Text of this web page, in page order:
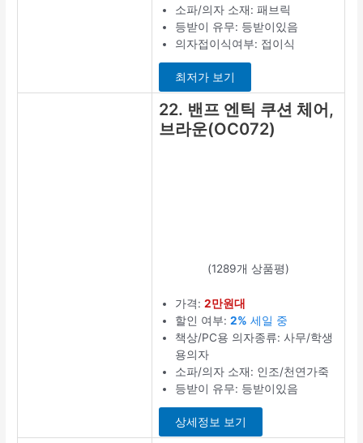
소파/의자 소재: 패브릭
등받이 유무: 등받이있음
의자접이식여부: 접이식
최저가 보기
22. 밴프 엔틱 쿠션 체어,
브라운(OC072)
(1289개 상품평)
가격:2만원대
할인 여부:2% 세일 중
책상/PC용 의자종류: 사무/학생
용의자
소파/의자 소재: 인조/천연가죽
등받이 유무: 등받이있음
상세정보 보기